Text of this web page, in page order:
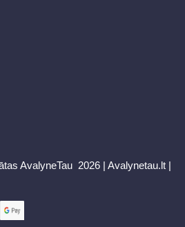
AvalyneTau 2026 | Avalynetau.lt |